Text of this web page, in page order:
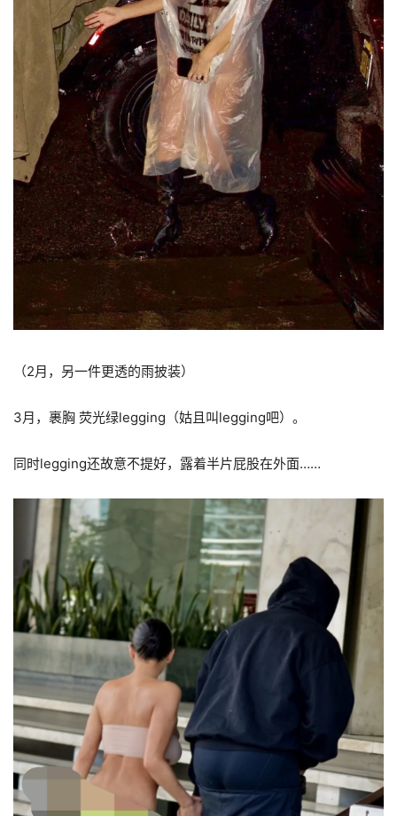
（2月，另一件更透的雨披装）
3月，裹胸 荧光绿legging（姑且叫legging吧）。
同时legging还故意不提好，露着半片屁股在外面……